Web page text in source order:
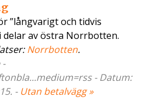
”långvarigt och tidvis
delar av östra Norrbotten.
Norrbotten.
-
- Datum:
- Utan betalvägg »